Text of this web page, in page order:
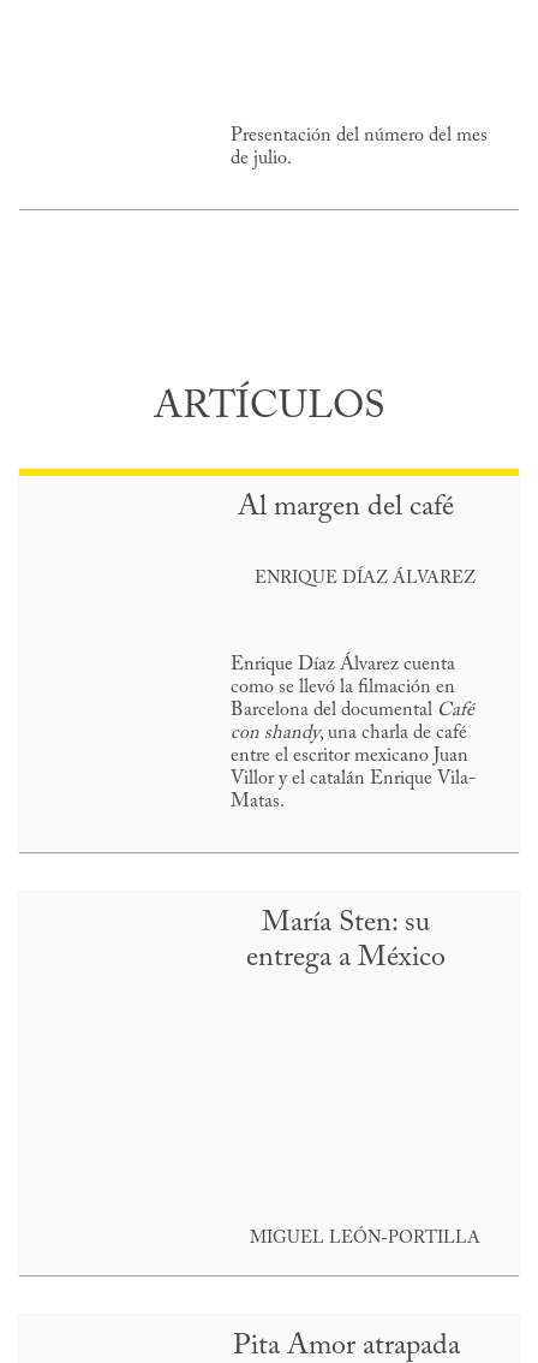
Presentación del número del mes
de julio.
ARTÍCULOS
Al margen del café
ENRIQUE DÍAZ ÁLVAREZ
Enrique Díaz Álvarez cuenta
como se llevó la filmación en
Barcelona del documental Café
con shandy, una charla de café
entre el escritor mexicano Juan
Villor y el catalán Enrique Vila-
Matas.
María Sten: su
entrega a México
MIGUEL LEÓN-PORTILLA
Pita Amor atrapada